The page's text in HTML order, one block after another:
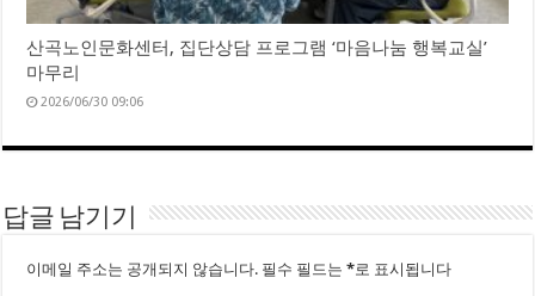
산곡노인문화센터, 집단상담 프로그램 ‘마음나눔 행복교실’
마무리
2026/06/30 09:06
답글 남기기
이메일 주소는 공개되지 않습니다. 필수 필드는*로 표시됩니다